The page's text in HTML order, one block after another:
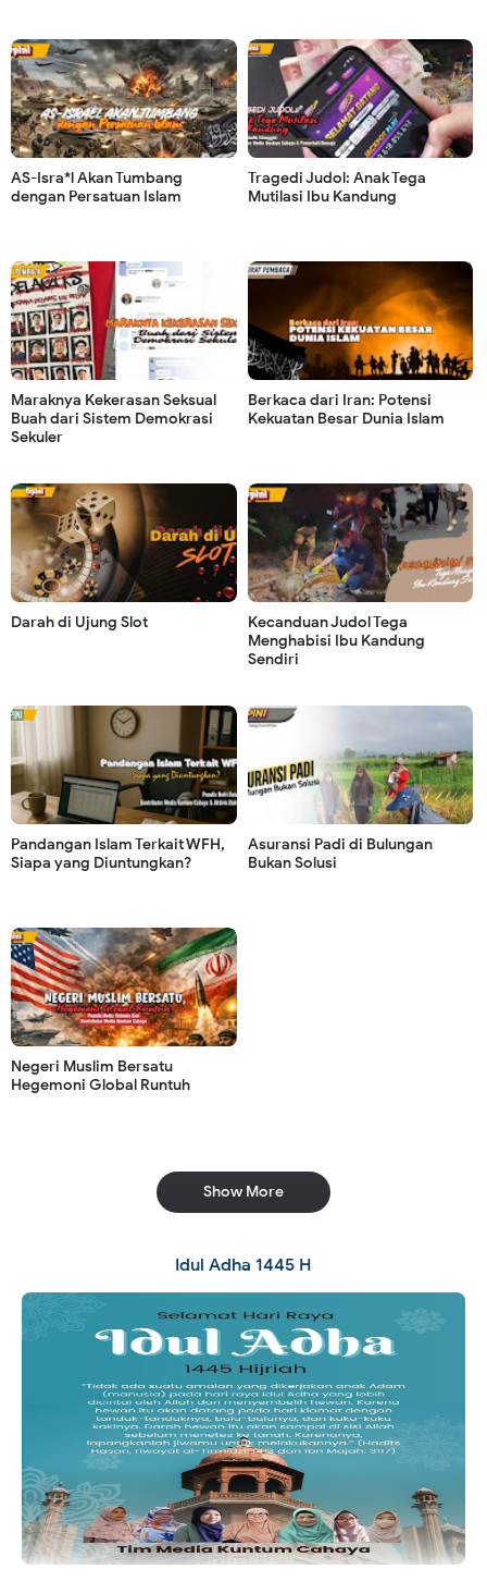
AS-Isra*l Akan Tumbang
dengan Persatuan Islam
Tragedi Judol: Anak Tega
Mutilasi Ibu Kandung
Maraknya Kekerasan Seksual
Buah dari Sistem Demokrasi
Sekuler
Berkaca dari Iran: Potensi
Kekuatan Besar Dunia Islam
Darah di Ujung Slot
Kecanduan Judol Tega
Menghabisi Ibu Kandung
Sendiri
Pandangan Islam Terkait WFH,
Siapa yang Diuntungkan?
Asuransi Padi di Bulungan
Bukan Solusi
Negeri Muslim Bersatu
Hegemoni Global Runtuh
Show More
Idul Adha 1445 H